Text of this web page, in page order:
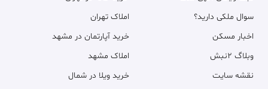
سوال ملکی دارید؟
اخبار مسکن
وبلاگ ۲نبش
نقشه سایت
املاک تهران
خرید آپارتمان در مشهد
املاک مشهد
خرید ویلا در شمال